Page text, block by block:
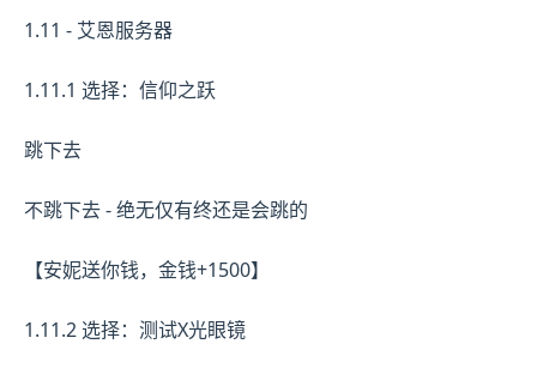
1.11 - 艾恩服务器
1.11.1 选择：信仰之跃
跳下去
不跳下去 - 绝无仅有终还是会跳的
【安妮送你钱，金钱+1500】
1.11.2 选择：测试X光眼镜